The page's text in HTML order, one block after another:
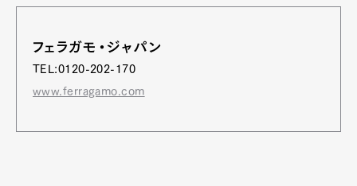
フェラガモ・ジャパン
TEL:0120-202-170
www.ferragamo.com